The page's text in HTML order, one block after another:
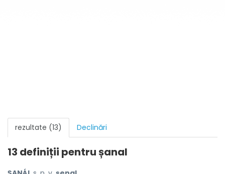
rezultate (13) Declinări
13 definiții pentrușanal